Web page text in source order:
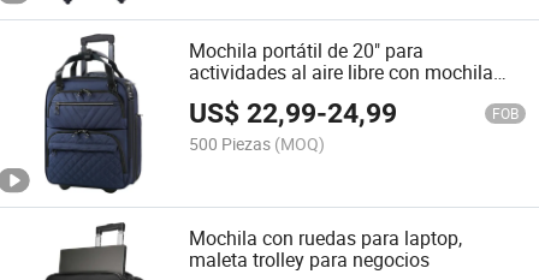
Mochila portátil de 20" para
actividades al aire libre con mochila
para trar con Hideaway Hiking Trolley
US$22,99-24,99 FOB
500 Piezas (MOQ)
Mochila con ruedas para laptop,
maleta trolley para negocios